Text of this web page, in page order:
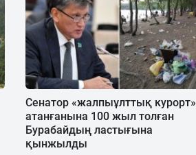
Сенатор «жалпыұлттық курорт»
атанғанына 100 жыл толған
Бурабайдың ластығына
қынжылды